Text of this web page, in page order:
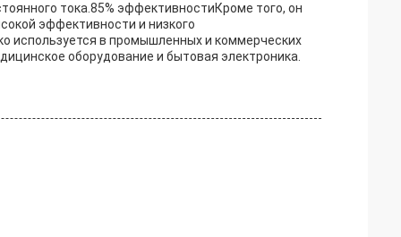
тока.85% эффективностиКроме того, он
эффективности и низкого
используется в промышленных и коммерческих
оборудование и бытовая электроника.